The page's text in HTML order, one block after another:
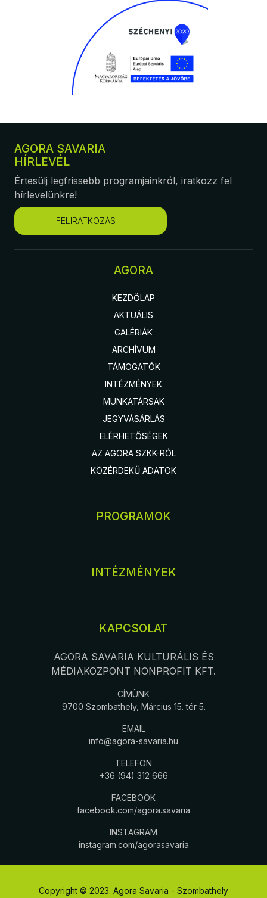
AGORA SAVARIA
HÍRLEVÉL
Értesülj legfrissebb programjainkról, iratkozz fel
hírlevelünkre!
FELIRATKOZÁS
AGORA
KEZDŐLAP
AKTUÁLIS
GALÉRIÁK
ARCHÍVUM
TÁMOGATÓK
INTÉZMÉNYEK
MUNKATÁRSAK
JEGYVÁSÁRLÁS
ELÉRHETŐSÉGEK
AZ AGORA SZKK-RÓL
KÖZÉRDEKŰ ADATOK
PROGRAMOK
INTÉZMÉNYEK
KAPCSOLAT
AGORA SAVARIA KULTURÁLIS ÉS
MÉDIAKÖZPONT NONPROFIT KFT.
CÍMÜNK
9700 Szombathely, Március 15. tér 5.
EMAIL
info@agora-savaria.hu
TELEFON
+36 (94) 312 666
FACEBOOK
facebook.com/agora.savaria
INSTAGRAM
instagram.com/agorasavaria
Copyright © 2023. Agora Savaria - Szombathely